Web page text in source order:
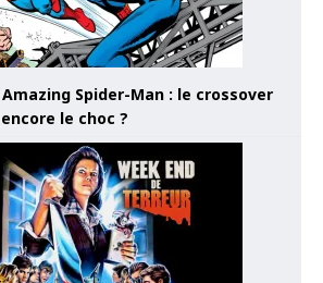
Spider-Man : le crossover
le choc ?